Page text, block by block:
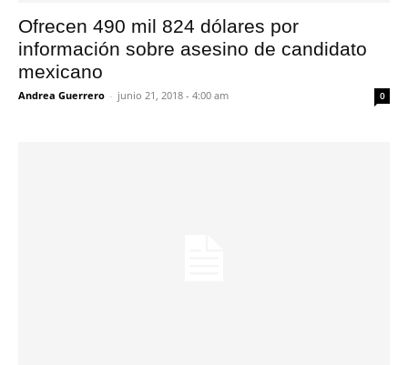
Ofrecen 490 mil 824 dólares por
información sobre asesino de candidato
mexicano
Andrea Guerrero - junio 21, 2018 - 4:00 am 0